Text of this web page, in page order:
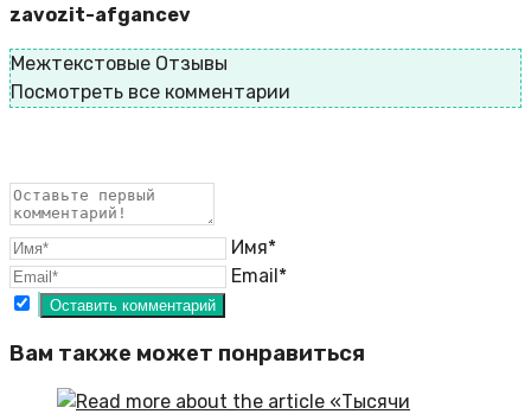
zavozit-afgancev
Межтекстовые Отзывы
Посмотреть все комментарии
Имя*
Email*
Вам также может понравиться